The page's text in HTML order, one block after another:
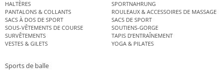
HALTÈRES
SPORTNAHRUNG
PANTALONS & COLLANTS
ROULEAUX & ACCESSOIRES DE MASSAGE
SACS À DOS DE SPORT
SACS DE SPORT
SOUS-VÊTEMENTS DE COURSE
SOUTIENS-GORGE
SURVÊTEMENTS
TAPIS D’ENTRAÎNEMENT
VESTES & GILETS
YOGA & PILATES
Sports de balle